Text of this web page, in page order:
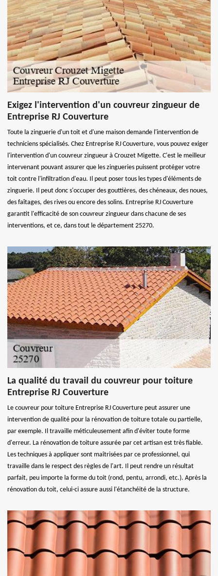
Exigez l'intervention d'un couvreur zingueur de
Entreprise RJ Couverture
Toute la zinguerie d'un toit et d'une maison demande l'intervention de
techniciens spécialisés. Chez Entreprise RJ Couverture, vous pouvez exiger
l'intervention d'un couvreur zingueur à Crouzet Migette. C'est le meilleur
intervenant pouvant assurer que les zingueries puissent protéger votre
toit contre l'infiltration d'eau. Il peut poser tous les types d'éléments de
zinguerie. Il peut donc s'occuper des gouttières, des chéneaux, des noues,
des faîtages, des rives ou encore des solins. Entreprise RJ Couverture
garantit l'efficacité de son couvreur zingueur dans chacune de ses
interventions, et ce, dans tout le département 25270.
La qualité du travail du couvreur pour toiture
Entreprise RJ Couverture
Le couvreur pour toiture Entreprise RJ Couverture peut assurer une
intervention de qualité pour la rénovation de toiture totale ou partielle,
par exemple. Il travaille méticuleusement afin d'éviter toute forme
d'erreur. La rénovation de toiture assurée par cet artisan est très fiable.
Les techniques à appliquer sont maîtrisées par ce professionnel, qui
travaille dans le respect des règles de l'art. Il peut rendre un résultat
parfait, peu importe la forme du toit (rond, pentu, arrondi, etc.). Après la
rénovation du toit, celui-ci assure aussi l'étanchéité de la structure.